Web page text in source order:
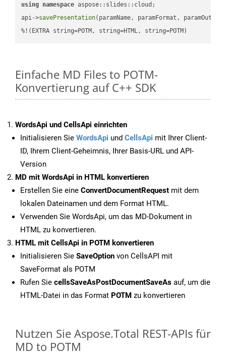
using namespace aspose::slides::cloud;
api->savePresentation(paramName, paramFormat,
%!(EXTRA string=POTM, string=HTML, string=POTM)
Einfache MD Files to POTM-
Konvertierung auf C++ SDK
WordsApi und CellsApi einrichten
Initialisieren Sie WordsApi und CellsApi mit Ihrer Client-
ID, Ihrem Client-Geheimnis, Ihrer Basis-URL und API-
Version
MD mit WordsApi in HTML konvertieren
Erstellen Sie eine ConvertDocumentRequest mit dem
lokalen Dateinamen und dem Format HTML.
Verwenden Sie WordsApi, um das MD-Dokument in
HTML zu konvertieren.
HTML mit CellsApi in POTM konvertieren
Initialisieren Sie SaveOption von CellsAPI mit
SaveFormat als POTM
Rufen Sie cellsSaveAsPostDocumentSaveAs auf, um die
HTML-Datei in das Format POTM zu konvertieren
Nutzen Sie Aspose.Total REST-APIs für
MD to POTM